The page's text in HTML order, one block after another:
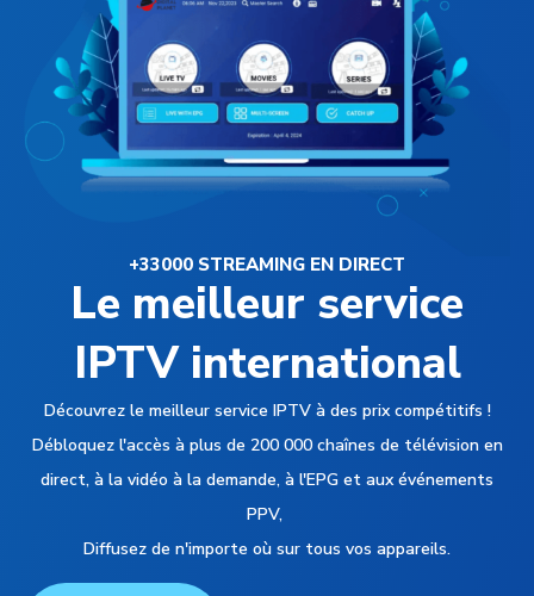
+33000 STREAMING EN DIRECT
Le meilleur service
IPTV international
Découvrez le meilleur service IPTV à des prix compétitifs !
Débloquez l'accès à plus de 200 000 chaînes de télévision en
direct, à la vidéo à la demande, à l'EPG et aux événements
PPV,
Diffusez de n'importe où sur tous vos appareils.